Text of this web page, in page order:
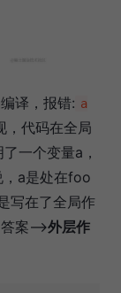
译，报错: a
，代码在全局
一个变量a，
a是处在foo
写在了全局作
案-->外层作